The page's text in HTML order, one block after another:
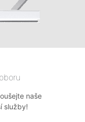
naše
služby!